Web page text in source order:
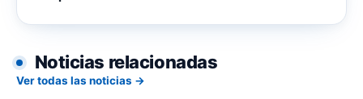
Noticias relacionadas
Ver todas las noticias →